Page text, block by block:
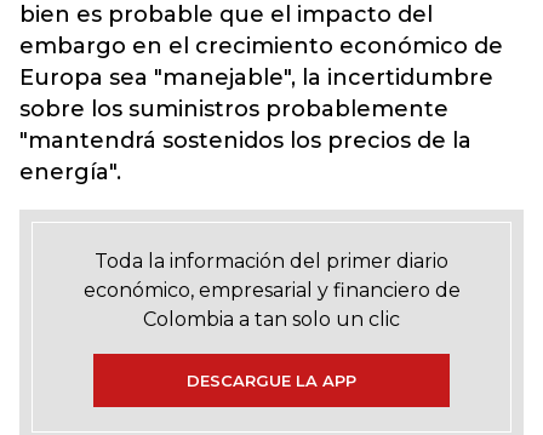
bien es probable que el impacto del
embargo en el crecimiento económico de
Europa sea "manejable", la incertidumbre
sobre los suministros probablemente
"mantendrá sostenidos los precios de la
energía".
Toda la información del primer diario
económico, empresarial y financiero de
Colombia a tan solo un clic
DESCARGUE LA APP